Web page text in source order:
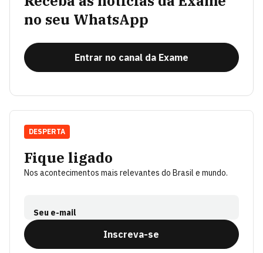
no seu WhatsApp
Entrar no canal da Exame
Fique ligado
Nos acontecimentos mais relevantes do Brasil e mundo.
Seu e-mail
Inscreva-se
DESPERTA